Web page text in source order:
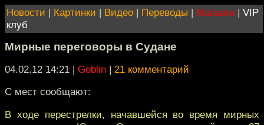
Новости | Картинки | Видео | Переводы | Магазин | VIP
клуб
Мирные переговоры в Судане
04.02.12 14:21 | Goblin | 21 комментарий
С мест сообщают:
В ходе перестрелки, начавшейся во время мирных